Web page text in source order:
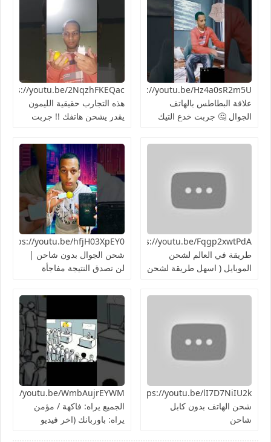
https://youtu.be/Hz4a0sR2m5Uما
علاقة البطاطس بالهاتف
الجوال 🤔 جربت خدع التيك
هذه التجارب حقيقية الليمون
يقدر يشحن هاتفك !! جربت
https://youtu.be/Fqgp2xwtPdAأغرب
طريقة في العالم لشحن
الموبايل ( اسهل طريقة لشحن
هتنجح؟
شحن الجوال بدون شاحن |
لن تصدق النتيجة مفاجأة
https://youtu.be/lI7D7NiIU2kطريقة
شحن الهاتف بدون كابل
شاحن
الجميع يراه: فاكهة / مؤمن
يراه: باوربانك (اخر فيديو